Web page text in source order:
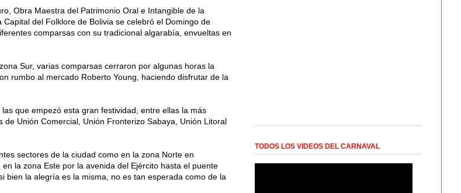
Obra Maestra del Patrimonio Oral e Intangible de la
del Folklore de Bolivia se celebró el Domingo de
comparsas con su tradicional algarabía, envueltas en
Sur, varias comparsas cerraron por algunas horas la
rumbo al mercado Roberto Young, haciendo disfrutar de la
que empezó esta gran festividad, entre ellas la más
Unión Comercial, Unión Fronterizo Sabaya, Unión Litoral
sectores de la ciudad como en la zona Norte en
la zona Este por la avenida del Ejército hasta el puente
bien la alegría es la misma, no es tan esperada como de la
TODOS LOS VIDEOS DEL CARNAVAL